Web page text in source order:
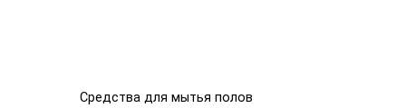
Средства для мытья полов